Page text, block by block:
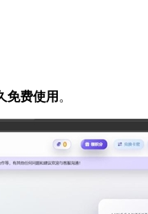
免费使用 。